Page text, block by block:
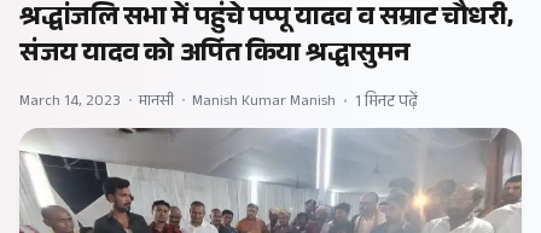
श्रद्धांजलि सभा में पहुंचे पप्पू यादव व सम्राट चौधरी,
संजय यादव को अर्पित किया श्रद्धासुमन
March 14, 2023 • मानसी • Manish Kumar Manish • 1 मिनट पढ़ें